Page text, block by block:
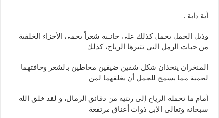
أية دابة .
وذيل الجمل يحمل كذلك على جانبيه شعراً يحمى الأجزاء الخلفية
من حبات الرمل التي تثيرها الرياح، كذلك
المنخران يتخذان شكل شقين ضيقين محاطين بالشعر وحافتهما
لحمية مما يسمح للجمل أن يغلقهما لمن
أمام ما تحمله الرياح إلى رئتيه من دقائق الرمال، و لقد خلق الله
سبحانه وتعالى الإبل ذوات أعناق مرتفعة